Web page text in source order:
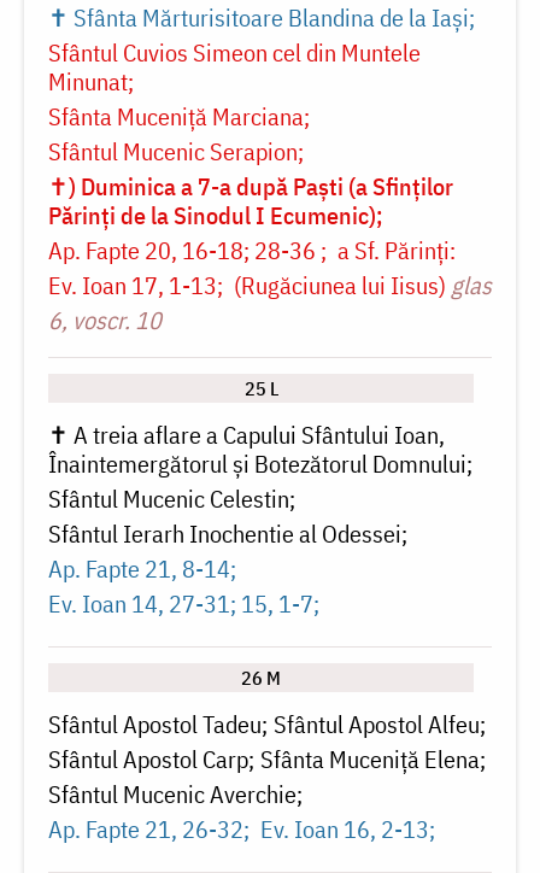
✝ Sfânta Mărturisitoare Blandina de la Iași
Sfântul Cuvios Simeon cel din Muntele
Minunat
Sfânta Muceniță Marciana
Sfântul Mucenic Serapion
✝) Duminica a 7-a după Paști (a Sfinților
Părinți de la Sinodul I Ecumenic)
Ap. Fapte 20, 16-18; 28-36
a Sf. Părinți:
Ev. Ioan 17, 1-13 (Rugăciunea lui Iisus) glas
6, voscr. 10
25 L
✝ A treia aflare a Capului Sfântului Ioan,
Înaintemergătorul și Botezătorul Domnului
Sfântul Mucenic Celestin
Sfântul Ierarh Inochentie al Odessei
Ap. Fapte 21, 8-14
Ev. Ioan 14, 27-31; 15, 1-7
26 M
Sfântul Apostol Tadeu Sfântul Apostol Alfeu
Sfântul Apostol Carp Sfânta Muceniță Elena
Sfântul Mucenic Averchie
Ap. Fapte 21, 26-32 Ev. Ioan 16, 2-13